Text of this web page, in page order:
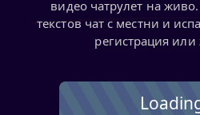
видео чатрулет на
текстов чат с местни и
регистрация или